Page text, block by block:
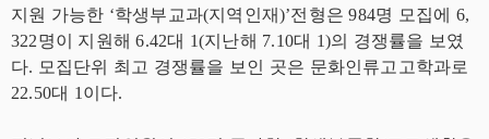
지원 가능한 ‘학생부교과(지역인재)’전형은 984명 모집에 6,
322명이 지원해 6.42대 1(지난해 7.10대 1)의 경쟁률을 보였
다. 모집단위 최고 경쟁률을 보인 곳은 문화인류고고학과로
22.50대 1이다.